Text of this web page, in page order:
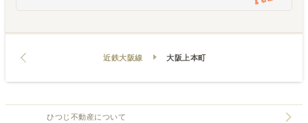
近鉄大阪線 大阪上本町
ひつじ不動産について